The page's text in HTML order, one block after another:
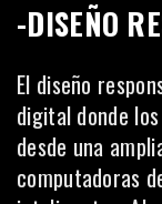
-DISEÑO
El diseño
digital donde
desde una
computadoras